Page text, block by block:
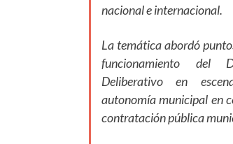
nacional e internacional.
La temática abordó
funcionamiento del
Deliberativo en
autonomía municipal en
contratación pública